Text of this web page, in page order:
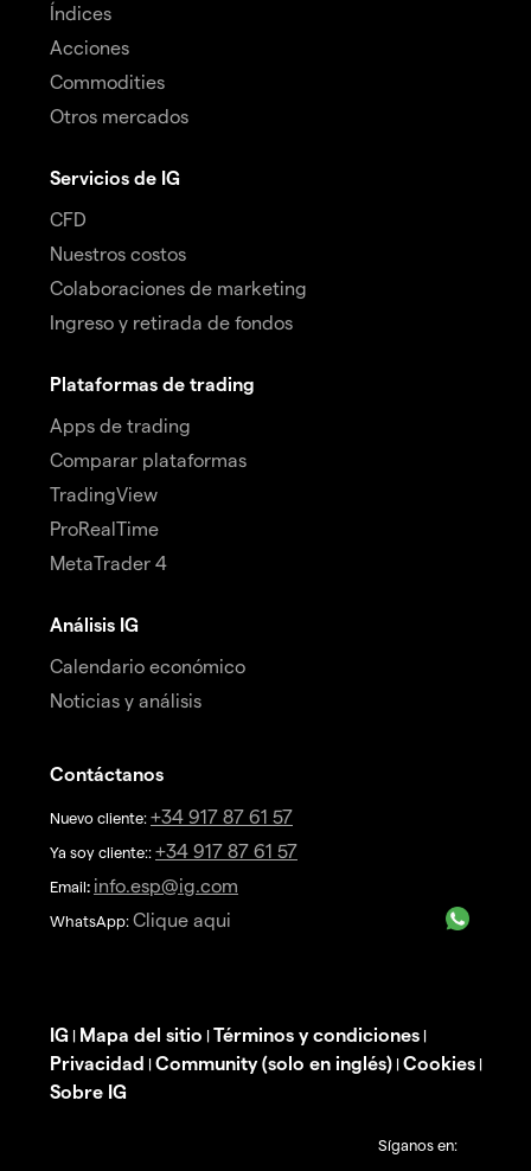
Índices
Acciones
Commodities
Otros mercados
Servicios de IG
CFD
Nuestros costos
Colaboraciones de marketing
Ingreso y retirada de fondos
Plataformas de trading
Apps de trading
Comparar plataformas
TradingView
ProRealTime
MetaTrader 4
Análisis IG
Calendario económico
Noticias y análisis
Contáctanos
Nuevo cliente: +34 917 87 61 57
Ya soy cliente:: +34 917 87 61 57
Email: info.esp@ig.com
WhatsApp: Clique aqui
IG | Mapa del sitio | Términos y condiciones |
Privacidad | Community (solo en inglés) | Cookies |
Sobre IG
Síganos en: